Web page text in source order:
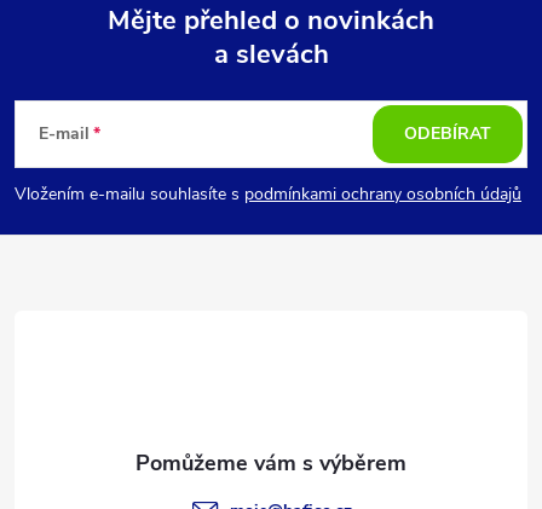
p
a
Mějte přehled o novinkách
a slevách
E-mail
Vložením e-mailu souhlasíte s podmínkami ochrany osobních údajů
ODEBÍRAT